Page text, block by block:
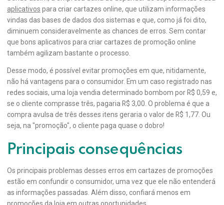
aplicativos para criar cartazes online, que utilizam informações
vindas das bases de dados dos sistemas e que, como já foi dito,
diminuem consideravelmente as chances de erros. Sem contar
que bons aplicativos para criar cartazes de promoção online
também agilizam bastante o processo.
Desse modo, é possível evitar promoções em que, nitidamente,
não há vantagens para o consumidor. Em um caso registrado nas
redes sociais, uma loja vendia determinado bombom por R$ 0,59 e,
se o cliente comprasse três, pagaria R$ 3,00. O problema é que a
compra avulsa de três desses itens geraria o valor de R$ 1,77. Ou
seja, na "promoção", o cliente paga quase o dobro!
Principais consequências
Os principais problemas desses erros em cartazes de promoções
estão em confundir o consumidor, uma vez que ele não entenderá
as informações passadas. Além disso, confiará menos em